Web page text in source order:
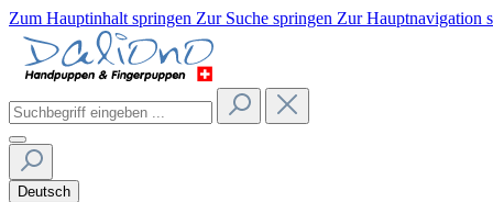
Zum Hauptinhalt springen Zur Suche springen Zur Hauptnavigation
Deutsch